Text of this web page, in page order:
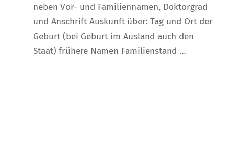
neben Vor- und Familiennamen, Doktorgrad
und Anschrift Auskunft über: Tag und Ort der
Geburt (bei Geburt im Ausland auch den
Staat) frühere Namen Familienstand …